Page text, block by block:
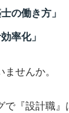
士の働き方」
率化」
せんか。
で『設計職